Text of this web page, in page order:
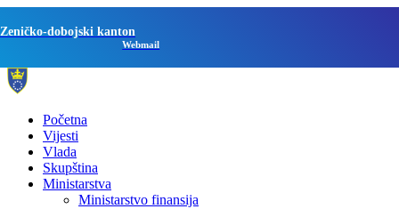
Zeničko-dobojski kanton
Webmail
Početna
Vijesti
Vlada
Skupština
Ministarstva
Ministarstvo finansija